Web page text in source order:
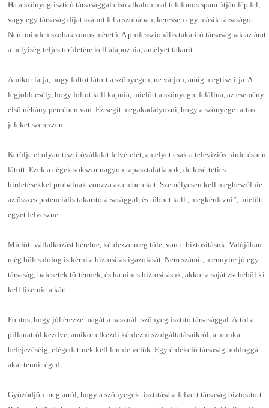
Ha a szőnyegtisztító társasággal első alkalommal telefonos spam útján lép fel,
vagy egy társaság díjat számít fel a szobában, keressen egy másik társaságot.
Nem minden szoba azonos méretű. A professzionális takarító társaságnak az árat
a helyiség teljes területére kell alapoznia, amelyet takarít.
Amikor látja, hogy foltot látott a szőnyegen, ne várjon, amíg megtisztítja. A
legjobb esély, hogy foltot kell kapnia, mielőtt a szőnyegre felállna, az esemény
első néhány percében van. Ez segít megakadályozni, hogy a szőnyege tartós
jeleket szerezzen.
Kerülje el olyan tisztítóvállalat felvételét, amelyet csak a televíziós hirdetésben
látott. Ezek a cégek sokszor nagyon tapasztalatlanok, de kísérteties
hirdetésekkel próbálnak vonzza az embereket. Személyesen kell megbeszélnie
az összes potenciális takarítótársasággal, és többet kell „megkérdezni”, mielőtt
egyet felveszne.
Mielőtt vállalkozást bérelne, kérdezze meg tőle, van-e biztosításuk. Valójában
még bölcs dolog is kérni a biztosítás igazolását. Nem számít, mennyire jó egy
társaság, balesetek történnek, és ha nincs biztosításuk, akkor a saját zsebéből ki
kell fizetnie a kárt.
Fontos, hogy jól érezze magát a használt szőnyegtisztító társasággal. Attól a
pillanattól kezdve, amikor elkezdi kérdezni szolgáltatásaikról, a munka
befejezéséig, elégedettnek kell lennie velük. Egy érdekelő társaság boldoggá
akar tenni téged.
Győződjön meg arról, hogy a szőnyegek tisztítására felvett társaság biztosított.